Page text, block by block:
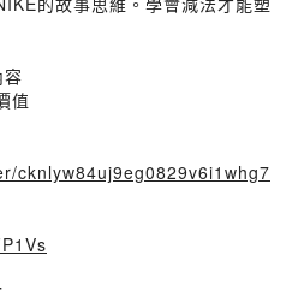
值
cknlyw84uj9eg0829v6i1whg7